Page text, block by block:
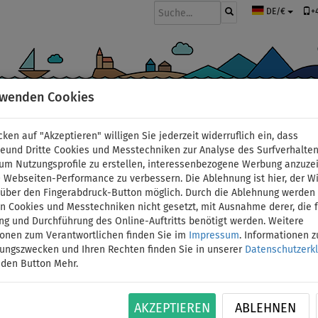
Cookies
auf "Akzeptieren" willigen Sie jederzeit widerruflich ein, dass
Dritte Cookies und Messtechniken zur Analyse des
Nutzungsprofile zu erstellen, interessenbezogene Werbung
Webseiten-Performance zu verbessern. Die Ablehnung ist hier, der
den Fingerabdruck-Button möglich. Durch die Ablehnung werden
Cookies und Messtechniken nicht gesetzt, mit Ausnahme derer, die
und Durchführung des Online-Auftritts benötigt werden. Weitere
zum Verantwortlichen finden Sie im
Impressum. Informationen
und Ihren Rechten finden Sie in unserer
Button Mehr.
AKZEPTIEREN ABLEHNEN
DE/€